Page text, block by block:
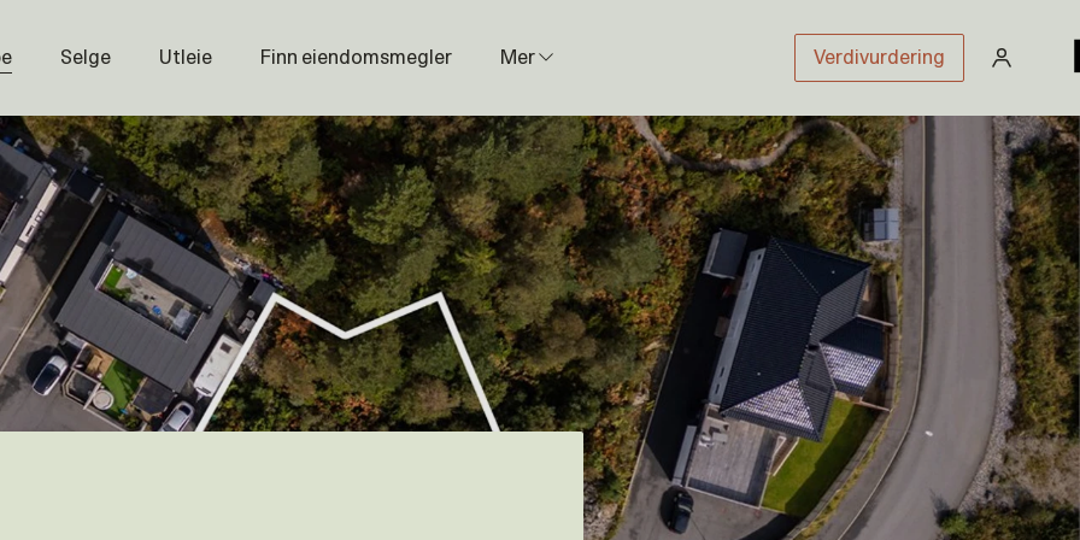
Selge Utleie Finn eiendomsmegler Mer
Prisstatistikk
Næring
Nybygg
Magasin
Om oss
Åpenhetsloven
Prisliste
Karriere
Verdivurdering